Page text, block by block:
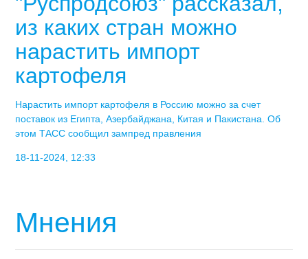
из каких стран можно
нарастить импорт
картофеля
Нарастить импорт картофеля в Россию можно за счет
поставок из Египта, Азербайджана, Китая и Пакистана. Об
этом ТАСС сообщил зампред правления
18-11-2024, 12:33
Мнения